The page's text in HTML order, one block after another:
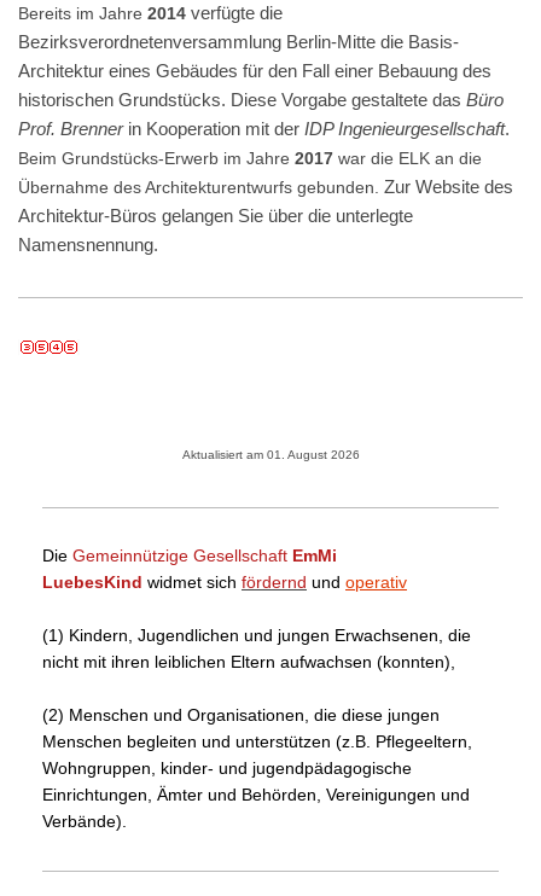
Bereits im Jahre 2014 verfügte die
Bezirksverordnetenversammlung Berlin-Mitte die Basis-
Architektur eines Gebäudes für den Fall einer Bebauung des
historischen Grundstücks. Diese Vorgabe gestaltete das Büro
Prof. Brennerin Kooperation mit der IDP Ingenieurgesellschaft.
Beim Grundstücks-Erwerb im Jahre 2017 war die ELK an die
Übernahme des Architekturentwurfs gebunden. Zur Website des
Architektur-Büros gelangen Sie über die unterlegte
Namensnennung.
Aktualisiert am 01. August 2026
Die Gemeinnützige Gesellschaft EmMi
LuebesKind widmet sich fördernd und operativ
(1) Kindern, Jugendlichen und jungen Erwachsenen, die
nicht mit ihren leiblichen Eltern aufwachsen (konnten),
(2) Menschen und Organisationen, die diese jungen
Menschen begleiten und unterstützen (z.B. Pflegeeltern,
Wohngruppen, kinder- und jugendpädagogische
Einrichtungen, Ämter und Behörden, Vereinigungen und
Verbände).